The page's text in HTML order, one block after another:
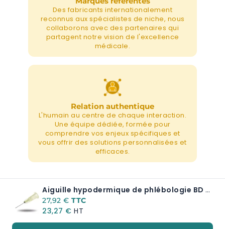
Des fabricants internationalement
reconnus aux spécialistes de niche, nous
collaborons avec des partenaires qui
partagent notre vision de l'excellence
médicale.
Relation authentique
L'humain au centre de chaque interaction.
Une équipe dédiée, formée pour
comprendre vos enjeux spécifiques et
vous offrir des solutions personnalisées et
efficaces.
Aiguille hypodermique de phlébologie BD Microlance 3 - 30G 13mm
27,92 €
23,27 €